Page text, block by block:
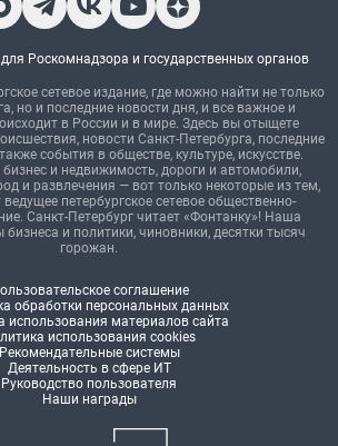
Роскомнадзора и государственных органов
сетевое издание, где можно найти не только
но и последние новости дня, и все важное и
в России и в мире. Здесь вы отыщете
новости Санкт-Петербурга, последние
события в обществе, культуре, искусстве.
бизнес и недвижимость, дороги и автомобили,
и развлечения — вот только некоторые из тем,
петербургское сетевое общественно-
Санкт-Петербург читает «Фонтанку»! Наша
и политики, чиновники, десятки тысяч
горожан.
соглашение
обработки персональных данных
использования материалов сайта
использования cookies
Рекомендательные системы
Деятельность в сфере ИТ
Руководство пользователя
Наши награды